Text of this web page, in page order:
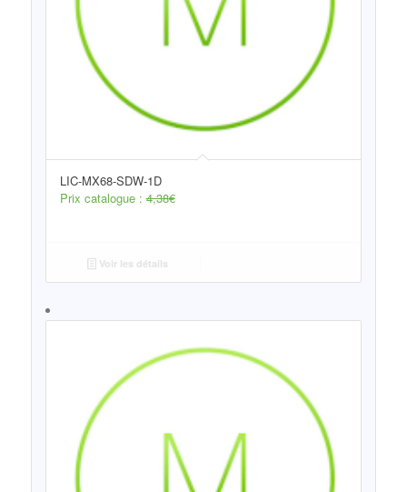
LIC-MX68-SDW-1D
Prix catalogue :4,38€
Voir les détails